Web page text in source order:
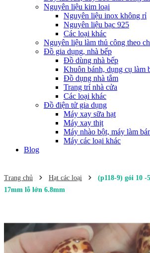
Nguyên liệu kim loại
Nguyên liệu inox không rỉ
Nguyên liệu bạc 925
Các loại khác
Nguyên liệu làm thủ công theo
Đồ gia dụng, nhà bếp
Đồ dùng nhà bếp
Khuôn bánh, dụng cụ làm
Đồ dụng nhà tắm
Trang trí nhà cửa
Các loại khác
Đồ điện tử gia dụng
Máy xay sữa hạt
Máy xay thịt
Máy nhào bột, máy làm
Máy các loại khác
Blog
Trang chủ Hạt các loại
(p118-9) gói 10 -
17mm lỗ lớn 6.8mm